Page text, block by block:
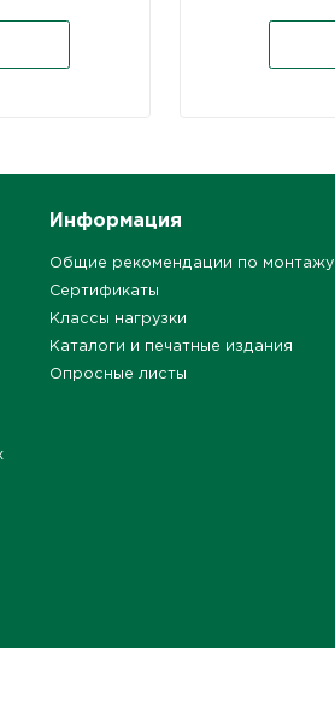
Информация
Общие рекомендации по монтажу
Сертификаты
Классы нагрузки
Каталоги и печатные издания
Опросные листы